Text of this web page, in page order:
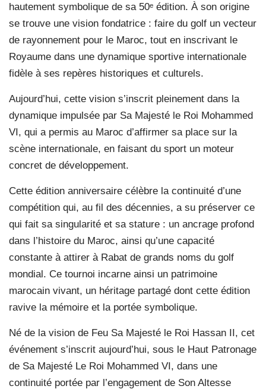
hautement symbolique de sa 50ᵉ édition. À son origine
se trouve une vision fondatrice : faire du golf un vecteur
de rayonnement pour le Maroc, tout en inscrivant le
Royaume dans une dynamique sportive internationale
fidèle à ses repères historiques et culturels.
Aujourd’hui, cette vision s’inscrit pleinement dans la
dynamique impulsée par Sa Majesté le Roi Mohammed
VI, qui a permis au Maroc d’affirmer sa place sur la
scène internationale, en faisant du sport un moteur
concret de développement.
Cette édition anniversaire célèbre la continuité d’une
compétition qui, au fil des décennies, a su préserver ce
qui fait sa singularité et sa stature : un ancrage profond
dans l’histoire du Maroc, ainsi qu’une capacité
constante à attirer à Rabat de grands noms du golf
mondial. Ce tournoi incarne ainsi un patrimoine
marocain vivant, un héritage partagé dont cette édition
ravive la mémoire et la portée symbolique.
Né de la vision de Feu Sa Majesté le Roi Hassan II, cet
événement s’inscrit aujourd’hui, sous le Haut Patronage
de Sa Majesté Le Roi Mohammed VI, dans une
continuité portée par l’engagement de Son Altesse